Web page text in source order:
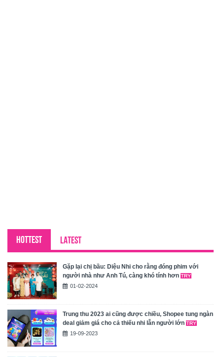
HOTTEST LATEST
Gặp lại chị bầu: Diệu Nhi cho rằng đóng phim với
người nhà như Anh Tú, càng khó tính hơn
01-02-2024
Trung thu 2023 ai cũng được chiều, Shopee tung ngàn
deal giảm giá cho cả thiếu nhi lẫn người lớn
19-09-2023